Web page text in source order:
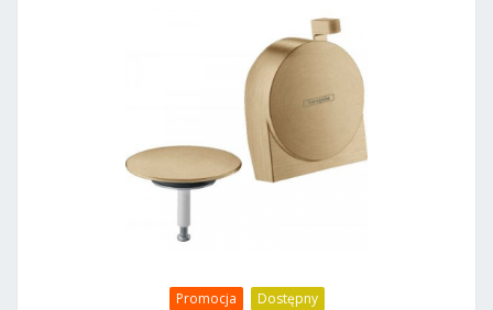
Promocja Dostępny